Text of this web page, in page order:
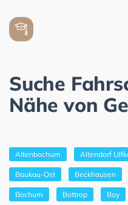
Suche
Nähe von
Altenbochum Altendorf
Baukau-Ost Beckhausen
Bochum Bottrop Boy